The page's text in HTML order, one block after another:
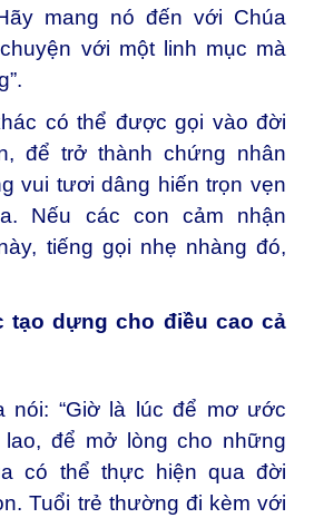
mang nó đến với Chúa
với một linh mục mà
có thể được gọi vào đời
để trở thành chứng nhân
vui tươi dâng hiến trọn vẹn
Nếu các con cảm nhận
tiếng gọi nhẹ nhàng đó,
tạo dựng cho điều cao cả
nói: “Giờ là lúc để mơ ước
để mở lòng cho những
có thể thực hiện qua đời
Tuổi trẻ thường đi kèm với